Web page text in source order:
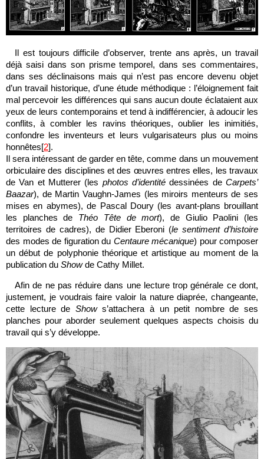
Il est toujours difficile d’observer, trente ans après, un travail
déjà saisi dans son prisme temporel, dans ses commentaires,
dans ses déclinaisons mais qui n’est pas encore devenu objet
d’un travail historique, d’une étude méthodique : l’éloignement fait
mal percevoir les différences qui sans aucun doute éclataient aux
yeux de leurs contemporains et tend à indifférencier, à adoucir les
conflits, à combler les ravins théoriques, oublier les inimitiés,
confondre les inventeurs et leurs vulgarisateurs plus ou moins
honnêtes[2].
Il sera intéressant de garder en tête, comme dans un mouvement
orbiculaire des disciplines et des œuvres entres elles, les travaux
de Van et Mutterer (les photos d’identité dessinées deCarpets’
Baazar), de Martin Vaughn-James (les miroirs menteurs de ses
mises en abymes), de Pascal Doury (les avant-plans brouillant
les planches de Théo Tête de mort), de Giulio Paolini (les
territoires de cadres), de Didier Eberoni (le sentiment d’histoire
des modes de figuration du Centaure mécanique) pour composer
un début de polyphonie théorique et artistique au moment de la
publication du Showde Cathy Millet.
Afin de ne pas réduire dans une lecture trop générale ce dont,
justement, je voudrais faire valoir la nature diaprée, changeante,
cette lecture de Shows’attachera à un petit nombre de ses
planches pour aborder seulement quelques aspects choisis du
travail qui s’y développe.